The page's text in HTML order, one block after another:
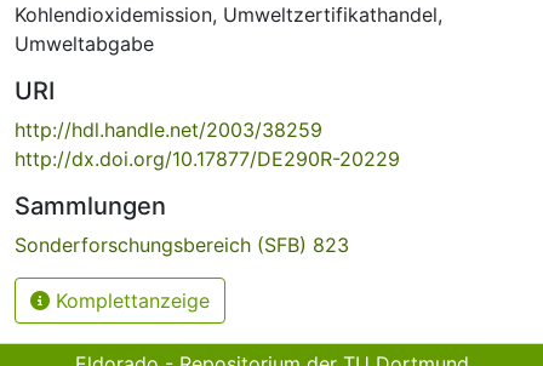
Kohlendioxidemission, Umweltzertifikathandel,
Umweltabgabe
URI
http://hdl.handle.net/2003/38259
http://dx.doi.org/10.17877/DE290R-20229
Sammlungen
Sonderforschungsbereich (SFB) 823
Komplettanzeige